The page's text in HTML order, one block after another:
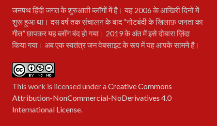
जनपथहिंदी जगत के शुरुआती ब्लॉगों में है। यह 2006 के आखिरी दिनों में
शुरू हुआ था। दस वर्ष तक संचालन के बाद “नोटबंदी के खिलाफ़ जनता का
गीत” छापकर यह ब्लॉग बंद हो गया। 2019 के अंत में इसे दोबारा ज़िंदा
किया गया। अब एक स्वतंत्र जन वेबसाइट के रूप में यह आपके सामने है।
This work is licensed under aCreative Commons
Attribution-NonCommercial-NoDerivatives 4.0
International License.